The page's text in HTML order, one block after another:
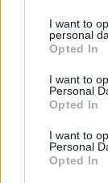
I want to
personal
Opted In
I want to
Personal
Opted In
I want to
Personal
Opted In
PERIODO
De Bello